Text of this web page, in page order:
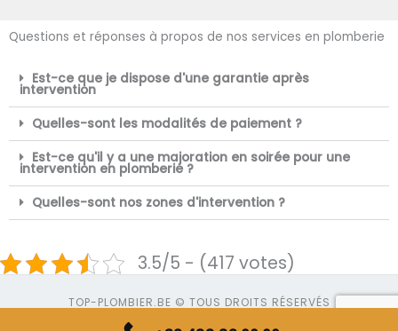
Questions et réponses à propos de nos services en plomberie
Est-ce que je dispose d'une garantie après
intervention
Quelles-sont les modalités de paiement ?
Est-ce qu'il y a une majoration en soirée pour une
intervention en plomberie ?
Quelles-sont nos zones d'intervention ?
3.5/5 - (417 votes)
TOP-PLOMBIER.BE © TOUS DROITS RÉSERVÉS